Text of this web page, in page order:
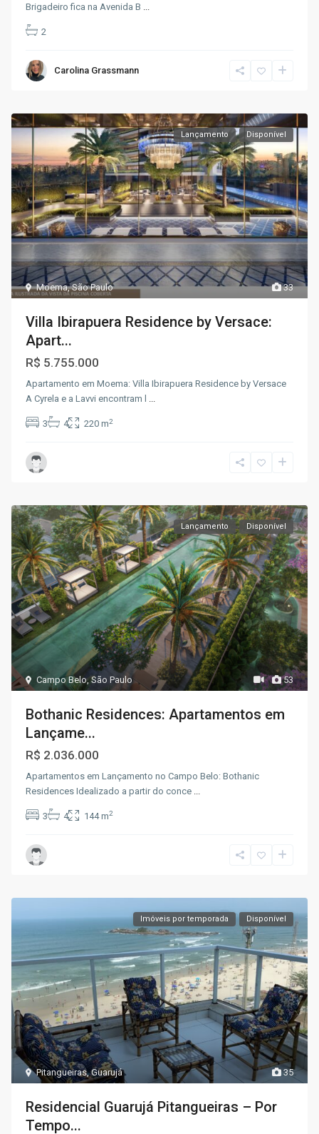
Brigadeiro fica na Avenida B
2
Carolina Grassmann
33
Moema,São Paulo
Lançamento Disponível
Villa Ibirapuera Residence by Versace:
Apart...
R$ 5.755.000
Apartamento em Moema: Villa Ibirapuera Residence by Versace
A Cyrela e a Lavvi encontram l ...
3 4 220 m2
53
Campo Belo,São Paulo
Lançamento Disponível
Bothanic Residences: Apartamentos em
Lançame...
R$ 2.036.000
Apartamentos em Lançamento no Campo Belo: Bothanic
Residences Idealizado a partir do conce ...
3 4 144 m2
35
Pitangueiras,Guarujá
Imóveis por temporada Disponível
Residencial Guarujá Pitangueiras – Por
Tempo...